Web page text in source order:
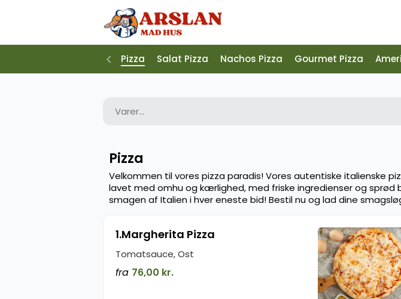
Pizza Salat Pizza Nachos Pizza Gourmet Pizza
Pizza
Velkommen til vores pizza paradis! Vores autentiske italienske
lavet med omhu og kærlighed, med friske ingredienser og sprød
smagen af Italien i hver eneste bid! Bestil nu og lad dine
1.Margherita Pizza
Tomatsauce, Ost
fra 76,00 kr.